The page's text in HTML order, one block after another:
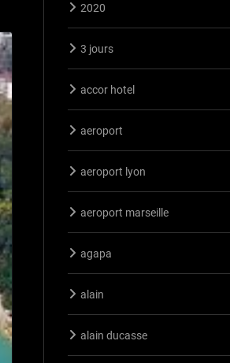
2020
3 jours
accor hotel
aeroport
aeroport lyon
aeroport marseille
agapa
alain
alain ducasse